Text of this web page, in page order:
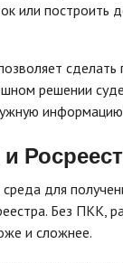
или построить
сделать
решении
для
Без ПКК,
и сложнее.